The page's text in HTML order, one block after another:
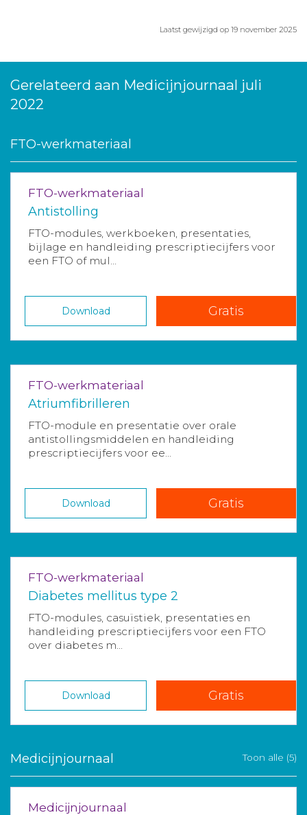
Laatst gewijzigd op 19 november 2025
Gerelateerd aan Medicijnjournaal juli
2022
FTO-werkmateriaal
FTO-werkmateriaal
Antistolling
FTO-modules, werkboeken, presentaties,
bijlage en handleiding prescriptiecijfers voor
een FTO of mul...
Download Gratis
FTO-werkmateriaal
Atriumfibrilleren
FTO-module en presentatie over orale
antistollingsmiddelen en handleiding
prescriptiecijfers voor ee...
Download Gratis
FTO-werkmateriaal
Diabetes mellitus type 2
FTO-modules, casuïstiek, presentaties en
handleiding prescriptiecijfers voor een FTO
over diabetes m...
Download Gratis
Medicijnjournaal Toon alle (5)
Medicijnjournaal